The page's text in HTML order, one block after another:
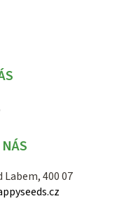
400 07